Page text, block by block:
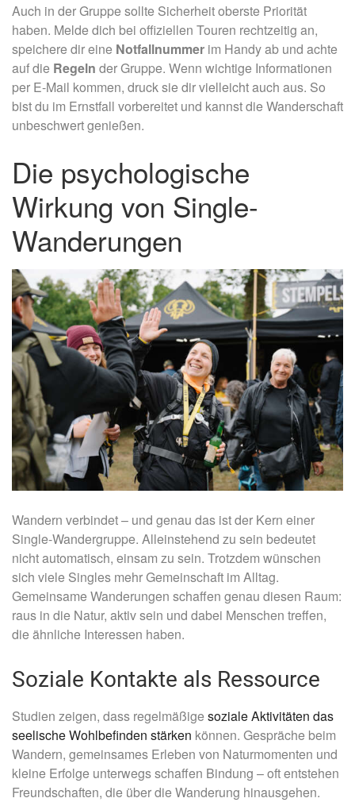
Auch in der Gruppe sollte Sicherheit oberste Priorität
haben. Melde dich bei offiziellen Touren rechtzeitig an,
speichere dir eine Notfallnummer im Handy ab und achte
auf die Regeln der Gruppe. Wenn wichtige Informationen
per E-Mail kommen, druck sie dir vielleicht auch aus. So
bist du im Ernstfall vorbereitet und kannst die Wanderschaft
unbeschwert genießen.
Die psychologische
Wirkung von Single-
Wanderungen
Wandern verbindet – und genau das ist der Kern einer
Single-Wandergruppe. Alleinstehend zu sein bedeutet
nicht automatisch, einsam zu sein. Trotzdem wünschen
sich viele Singles mehr Gemeinschaft im Alltag.
Gemeinsame Wanderungen schaffen genau diesen Raum:
raus in die Natur, aktiv sein und dabei Menschen treffen,
die ähnliche Interessen haben.
Soziale Kontakte als Ressource
Studien zeigen, dass regelmäßige soziale Aktivitäten das
seelische Wohlbefinden stärken können. Gespräche beim
Wandern, gemeinsames Erleben von Naturmomenten und
kleine Erfolge unterwegs schaffen Bindung – oft entstehen
Freundschaften, die über die Wanderung hinausgehen.